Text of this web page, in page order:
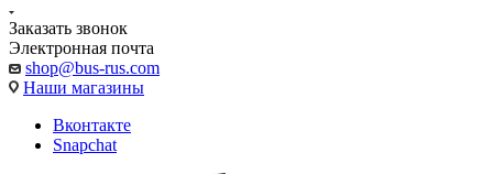
Заказать звонок
Электронная почта
shop@bus-rus.com
Наши магазины
Вконтакте
Snapchat